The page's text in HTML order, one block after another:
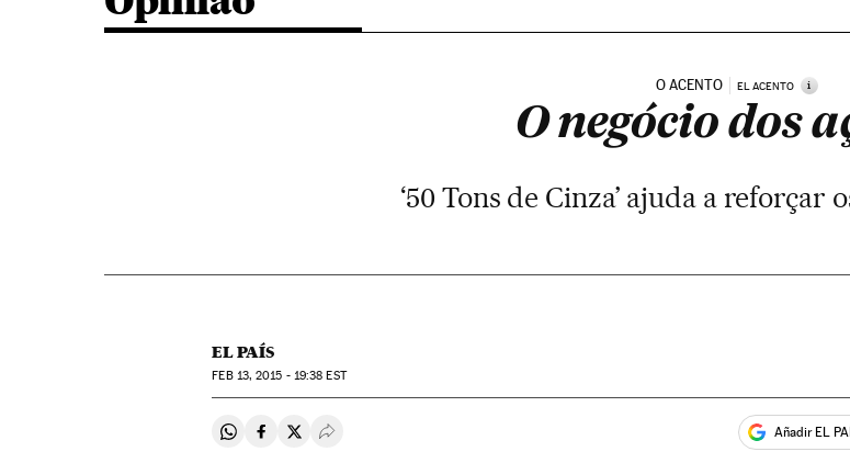
O ACENTO EL ACENTO i
O negócio dos
‘50 Tons de Cinza’ ajuda a reforçar
EL PAÍS
FEB13, 2015 - 19:38 EST
Compartir en Whatsapp
Compartir en Facebook
Compartir en Twitter
Desplegar Redes Sociales Añadir EL